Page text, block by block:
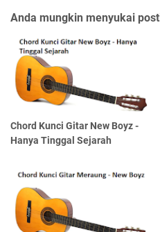
Anda mungkin menyukai
Chord Kunci Gitar New Boyz -
Hanya Tinggal Sejarah